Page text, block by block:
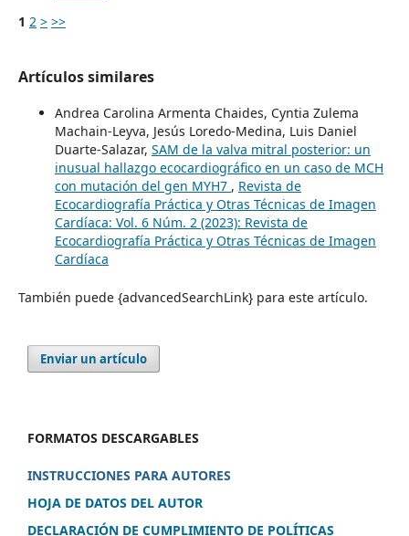
1 2 > >>
Artículos similares
Andrea Carolina Armenta Chaides, Cyntia Zulema
Machain-Leyva, Jesús Loredo-Medina, Luis Daniel
Duarte-Salazar, SAM de la valva mitral posterior: un
inusual hallazgo ecocardiográfico en un caso de MCH
con mutación del gen MYH7 , Revista de
Ecocardiografía Práctica y Otras Técnicas de Imagen
Cardíaca: Vol. 6 Núm. 2 (2023): Revista de
Ecocardiografía Práctica y Otras Técnicas de Imagen
Cardíaca
También puede {advancedSearchLink} para este artículo.
Enviar un artículo
FORMATOS DESCARGABLES
INSTRUCCIONES PARA AUTORES
HOJA DE DATOS DEL AUTOR
DECLARACIÓN DE CUMPLIMIENTO DE POLÍTICAS